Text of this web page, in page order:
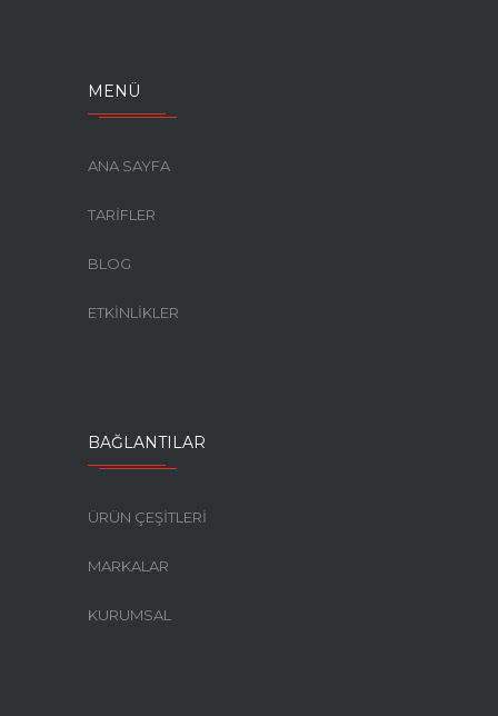
MENÜ
ANA SAYFA
TARİFLER
BLOG
ETKİNLİKLER
BAĞLANTILAR
ÜRÜN ÇEŞİTLERİ
MARKALAR
KURUMSAL